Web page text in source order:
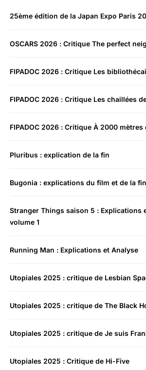
25ème édition de la Japan Expo Paris
OSCARS 2026 : Critique The perfect
FIPADOC 2026 : Critique Les
FIPADOC 2026 : Critique Les chaillées
FIPADOC 2026 : Critique À 2000 mètres
Pluribus : explication de la fin
Bugonia : explications du film et de la fin
Stranger Things saison 5 : Explications
volume 1
Running Man : Explications et Analyse
Utopiales 2025 : critique de Lesbian
Utopiales 2025 : critique de The Black
Utopiales 2025 : critique de Je suis
Utopiales 2025 : Critique de Hi-Five